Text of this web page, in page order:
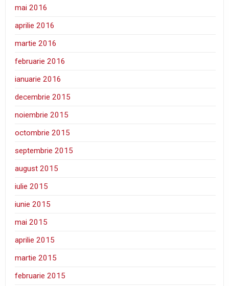
mai 2016
aprilie 2016
martie 2016
februarie 2016
ianuarie 2016
decembrie 2015
noiembrie 2015
octombrie 2015
septembrie 2015
august 2015
iulie 2015
iunie 2015
mai 2015
aprilie 2015
martie 2015
februarie 2015